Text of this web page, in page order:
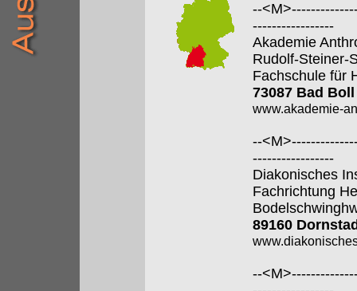
--
-----------------
Akademie
Rudolf-Steiner-
Fachschule für
73087 Bad Boll
www.akademie-
--
-----------------
Diakonisches
Fachrichtung
89160
--